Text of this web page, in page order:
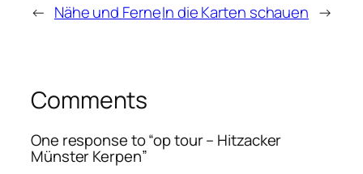
← Nähe und FerneIn die Karten schauen →
Comments
One response to “op tour – Hitzacker
Münster Kerpen”